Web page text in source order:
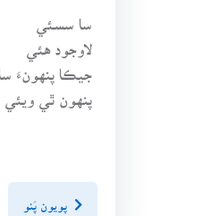
سا سسئي
لاوجود هئي
جيڪا پنهونءَ
پويون پَنو